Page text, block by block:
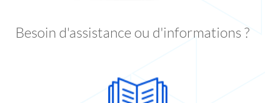
Besoin d'assistance ou d'informations ?